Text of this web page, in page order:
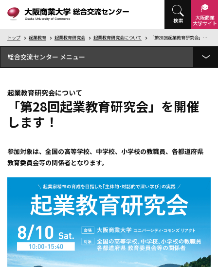
検索
大阪商業
大学サイト
トップ 起業教育 起業教育研究会 起業教育研究会について 「第28回起業教育研究会」を開催します！
総合交流センター
大商大公開講座
大阪商業大学 地域連携ポリシー
国際交流
大商大ビジネス・アイディアコンテスト
大商大ビジネス・アイディアコンテスト商品開発プログラム
全国高等学校ビジネスアイディア甲子園
起業教育
大商大ビジネス・アイディアコンテスト
起業教育研究会について
「第28回起業教育研究会」を開催
します！
参加対象は、全国の高等学校、中学校、小学校の教職員、各都道府県
教育委員会等の関係者となります。